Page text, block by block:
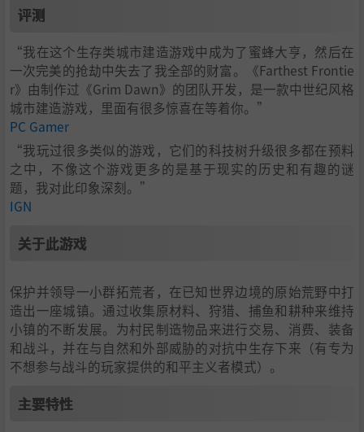
评测
“我在这个生存类城市建造游戏中成为了蜜蜂大亨，然后在
一次完美的抢劫中失去了我全部的财富。《Farthest Frontie
r》由制作过《Grim Dawn》的团队开发，是一款中世纪风格
城市建造游戏，里面有很多惊喜在等着你。”
PC Gamer
“我玩过很多类似的游戏，它们的科技树升级很多都在预料
之中，不像这个游戏更多的是基于现实的历史和有趣的谜
题，我对此印象深刻。”
IGN
关于此游戏
保护并领导一小群拓荒者，在已知世界边境的原始荒野中打
造出一座城镇。通过收集原材料、狩猎、捕鱼和耕种来维持
小镇的不断发展。为村民制造物品来进行交易、消费、装备
和战斗，并在与自然和外部威胁的对抗中生存下来（有专为
不想参与战斗的玩家提供的和平主义者模式）。
主要特性